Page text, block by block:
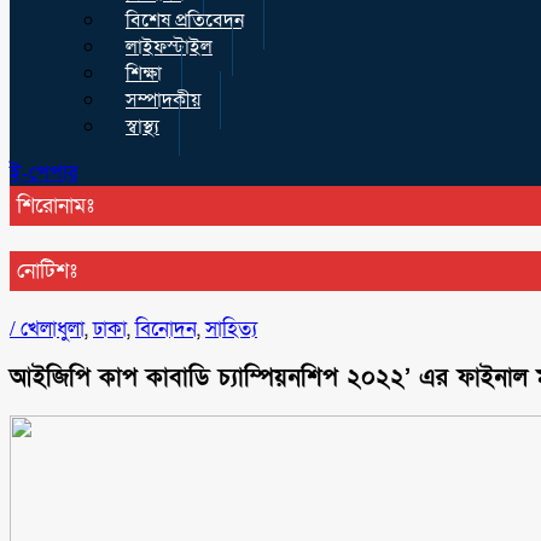
বিশেষ প্রতিবেদন
লাইফস্টাইল
শিক্ষা
সম্পাদকীয়
স্বাস্থ্য
ই-পেপার
শিরোনামঃ
নোটিশঃ
/খেলাধুলা,ঢাকা,বিনোদন,সাহিত্য
আইজিপি কাপ কাবাডি চ্যাম্পিয়নশিপ ২০২২’ এর ফাইনাল